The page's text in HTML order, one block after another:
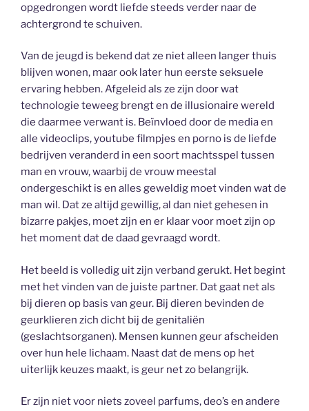
opgedrongen wordt liefde steeds verder naar de
achtergrond te schuiven.
Van de jeugd is bekend dat ze niet alleen langer thuis
blijven wonen, maar ook later hun eerste seksuele
ervaring hebben. Afgeleid als ze zijn door wat
technologie teweeg brengt en de illusionaire wereld
die daarmee verwant is. Beïnvloed door de media en
alle videoclips, youtube filmpjes en porno is de liefde
bedrijven veranderd in een soort machtsspel tussen
man en vrouw, waarbij de vrouw meestal
ondergeschikt is en alles geweldig moet vinden wat de
man wil. Dat ze altijd gewillig, al dan niet gehesen in
bizarre pakjes, moet zijn en er klaar voor moet zijn op
het moment dat de daad gevraagd wordt.
Het beeld is volledig uit zijn verband gerukt. Het begint
met het vinden van de juiste partner. Dat gaat net als
bij dieren op basis van geur. Bij dieren bevinden de
geurklieren zich dicht bij de genitaliën
(geslachtsorganen). Mensen kunnen geur afscheiden
over hun hele lichaam. Naast dat de mens op het
uiterlijk keuzes maakt, is geur net zo belangrijk.
Er zijn niet voor niets zoveel parfums, deo’s en andere